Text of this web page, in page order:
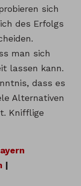
sich
des Erfolgs
man sich
lassen kann.
dass es
Alternativen
Knifflige
|